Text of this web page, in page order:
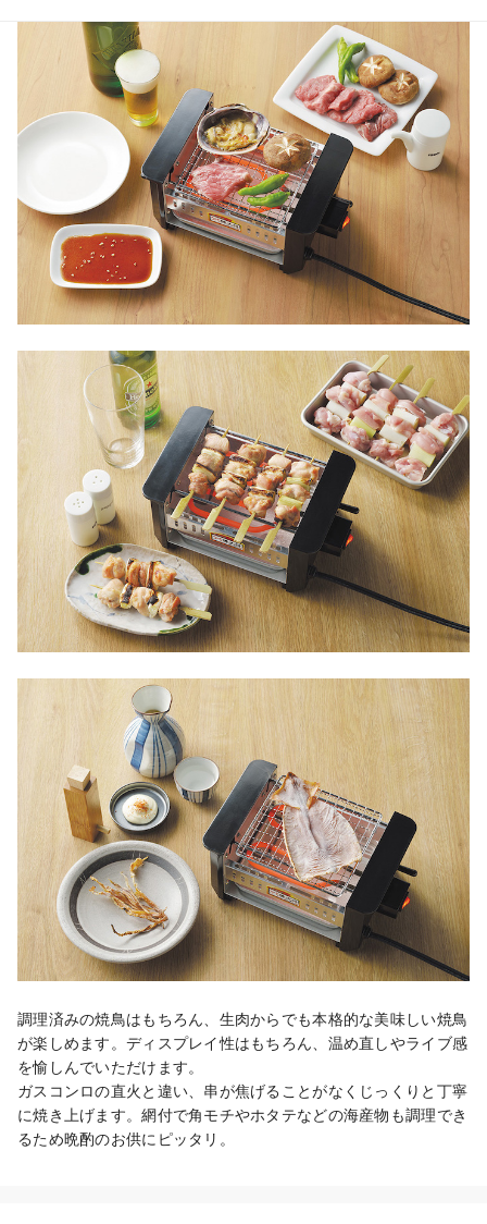
調理済みの焼鳥はもちろん、生肉からでも本格的な美味しい焼鳥
が楽しめます。ディスプレイ性はもちろん、温め直しやライブ感
を愉しんでいただけます。
ガスコンロの直火と違い、串が焦げることがなくじっくりと丁寧
に焼き上げます。網付で角モチやホタテなどの海産物も調理でき
るため晩酌のお供にピッタリ。